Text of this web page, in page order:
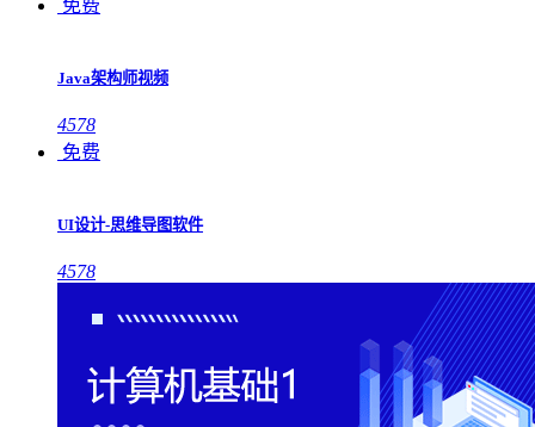
免费
Java架构师视频
4578
免费
UI设计-思维导图软件
4578